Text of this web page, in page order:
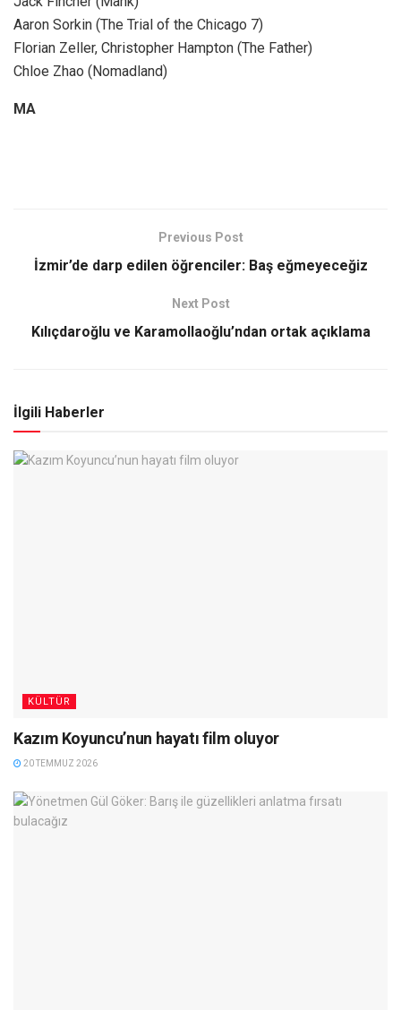
Aaron Sorkin (The Trial of the Chicago 7)
Florian Zeller, Christopher Hampton (The Father)
Chloe Zhao (Nomadland)
MA
Previous Post
İzmir’de darp edilen öğrenciler: Baş eğmeyeceğiz
Next Post
Kılıçdaroğlu ve Karamollaoğlu’ndan ortak açıklama
İlgili Haberler
KÜLTÜR
Kazım Koyuncu’nun hayatı film oluyor
20 TEMMUZ 2026